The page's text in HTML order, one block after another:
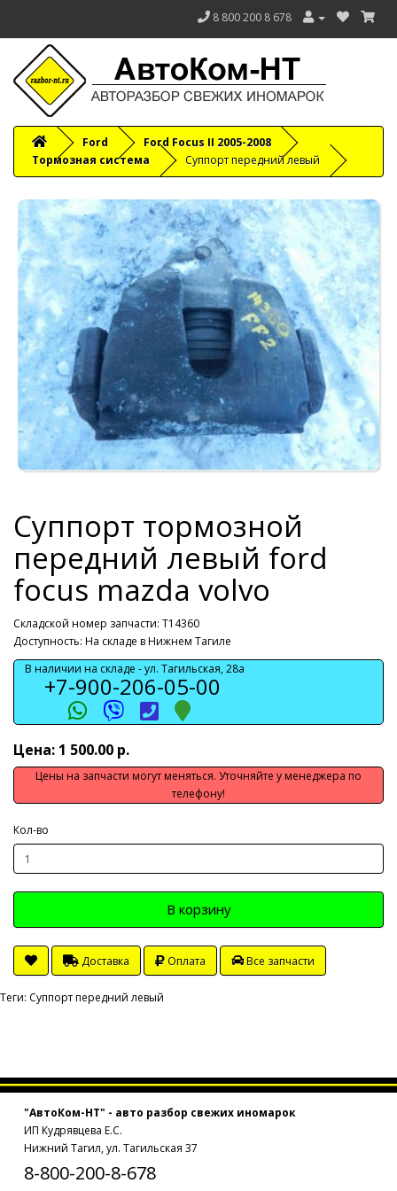
8 800 200 8 678
Ford
Ford Focus II 2005-2008
Тормозная система
Суппорт передний левый
Суппорт тормозной
передний левый ford
focus mazda volvo
Складской номер запчасти: T14360
Доступность: На складе в Нижнем Тагиле
В наличии на складе -ул. Тагильская, 28а
+7-900-206-05-00
Цена: 1 500.00 р.
Цены на запчасти могут меняться. Уточняйте у менеджера по
телефону!
Кол-во
В корзину
Доставка Оплата Все запчасти
Теги: Суппорт передний левый
"АвтоКом-НТ" - авто разбор свежих иномарок
ИП Кудрявцева Е.С.
Нижний Тагил, ул. Тагильская 37
8-800-200-8-678